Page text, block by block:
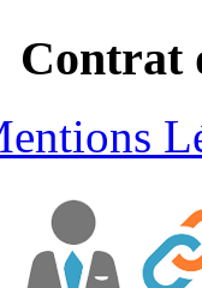
Contrat